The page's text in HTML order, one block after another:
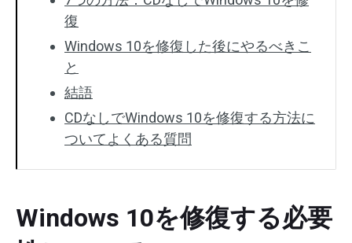
復
Windows 10を修復した後にやるべきこ
と
結語
CDなしでWindows 10を修復する方法に
ついてよくある質問
Windows 10を修復する必要